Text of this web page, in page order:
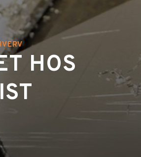
HOS